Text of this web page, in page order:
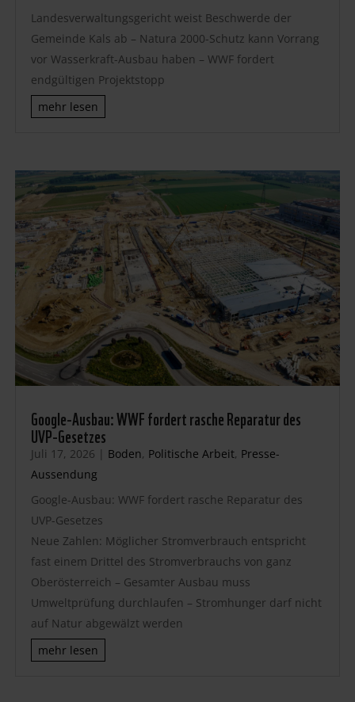
Landesverwaltungsgericht weist Beschwerde der
Gemeinde Kals ab – Natura 2000-Schutz kann Vorrang
vor Wasserkraft-Ausbau haben – WWF fordert
endgültigen Projektstopp
mehr lesen
Google-Ausbau: WWF fordert rasche Reparatur des
UVP-Gesetzes
Juli 17, 2026 | Boden, Politische Arbeit, Presse-
Aussendung
Google-Ausbau: WWF fordert rasche Reparatur des
UVP-Gesetzes
Neue Zahlen: Möglicher Stromverbrauch entspricht
fast einem Drittel des Stromverbrauchs von ganz
Oberösterreich – Gesamter Ausbau muss
Umweltprüfung durchlaufen – Stromhunger darf nicht
auf Natur abgewälzt werden
mehr lesen